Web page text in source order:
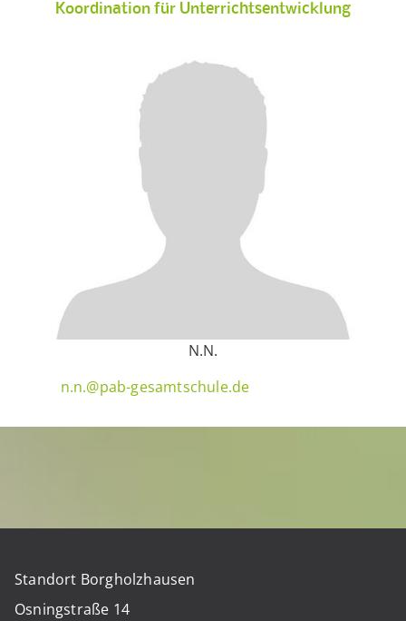
Koordination für Unterrichtsentwicklung
N.N.
n.n.@pab-gesamtschule.de
Standort Borgholzhausen
Osningstraße 14